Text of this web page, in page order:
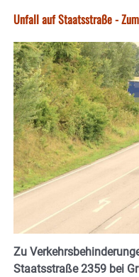
Unfall auf Staatsstraße -
Zu
Staatsstraße 2359 bei